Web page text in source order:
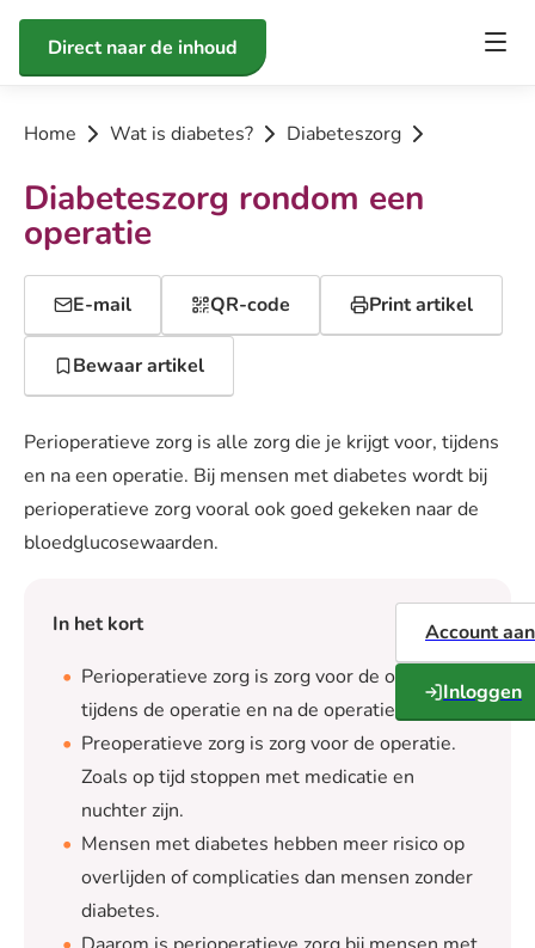
Direct naar de inhoud
Account
Inloggen
Home Wat is diabetes? Diabeteszorg
Diabeteszorg rondom een
operatie
E-mail QR-code Print artikel
Bewaar artikel
Perioperatieve zorg is alle zorg die je krijgt voor, tijdens
en na een operatie. Bij mensen met diabetes wordt bij
perioperatieve zorg vooral ook goed gekeken naar de
bloedglucosewaarden.
In het kort
Perioperatieve zorg is zorg voor de operatie,
tijdens de operatie en na de operatie.
Preoperatieve zorg is zorg voor de operatie.
Zoals op tijd stoppen met medicatie en
nuchter zijn.
Mensen met diabetes hebben meer risico op
overlijden of complicaties dan mensen zonder
diabetes.